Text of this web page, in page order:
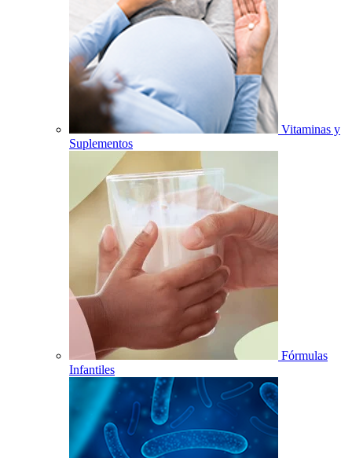
Vitaminas y
Suplementos
Fórmulas
Infantiles